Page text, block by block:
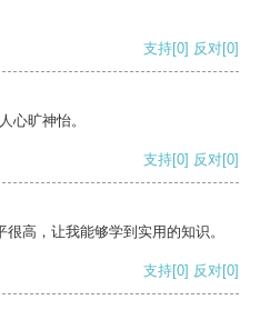
支持[0] 反对[0]
心旷神怡。
支持[0] 反对[0]
高，让我能够学到实用的知识。
支持[0] 反对[0]